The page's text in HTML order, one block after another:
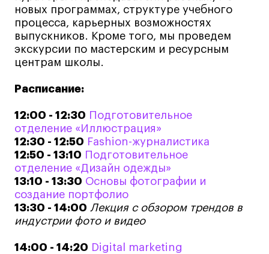
Все программы
О школе
События
Блог
Преподаватели
Лицензии и аккредитации
Для прессы
Ресурсы
Партнеры
Связи с индустрией
новых программах, структуре учебного
процесса, карьерных возможностях
выпускников. Кроме того, мы проведем
экскурсии по мастерским и ресурсным
центрам школы.
Расписание:
12:00 - 12:30 Подготовительное
отделение «Иллюстрация»
1 2:30 - 12:50 Fashion-журналистика
12:50 - 13:10 Подготовительное
отделение «Дизайн одежды»
13:10 - 13:30 Основы фотографии и
создание портфолио
13:30 - 14:00 Лекция с обзором трендов в
индустрии фото и видео
14:00 - 14:20 Digital marketing